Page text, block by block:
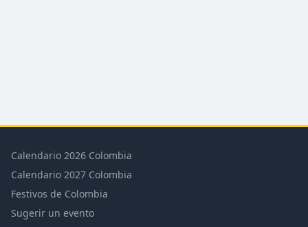
Calendario 2026 Colombia
Calendario 2027 Colombia
Festivos de Colombia
Sugerir un evento